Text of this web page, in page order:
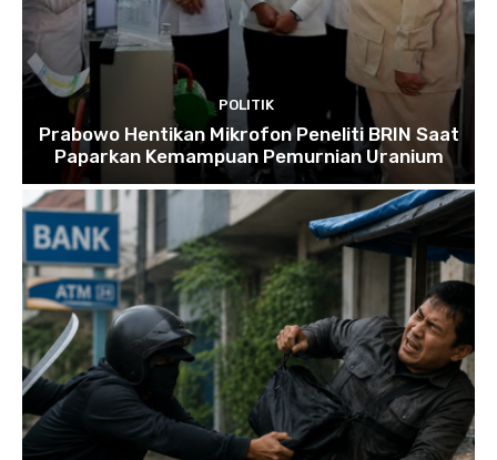
POLITIK
Prabowo Hentikan Mikrofon Peneliti BRIN Saat
Paparkan Kemampuan Pemurnian Uranium